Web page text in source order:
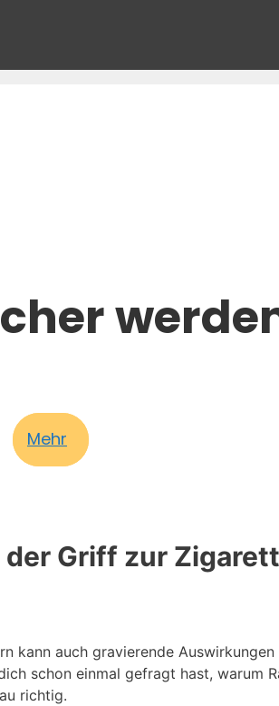
Mehr
Griff zur
kann auch gravierende
schon einmal gefragt hast, warum
richtig.